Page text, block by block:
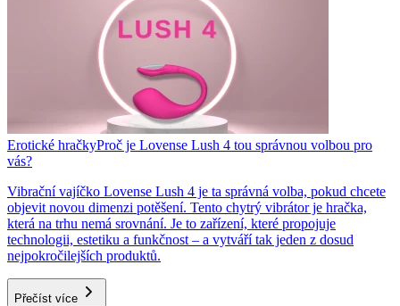
Erotické hračkyProč je Lovense Lush 4 tou správnou volbou pro
vás?
Vibrační vajíčko Lovense Lush 4 je ta správná volba, pokud chcete
objevit novou dimenzi potěšení. Tento chytrý vibrátor je hračka,
která na trhu nemá srovnání. Je to zařízení, které propojuje
technologii, estetiku a funkčnost – a vytváří tak jeden z dosud
nejpokročilejších produktů.
Přečíst více